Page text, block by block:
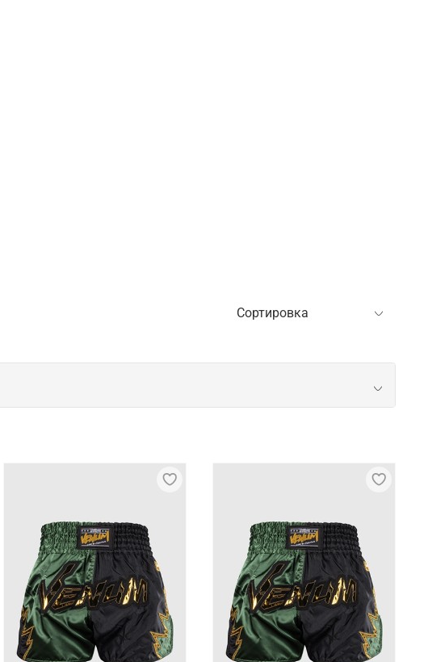
выдерживают активные нагрузки при интенсивных
стирки без потери формы. Это делает их отличным
вставкам, помогают поддерживать оптимальную